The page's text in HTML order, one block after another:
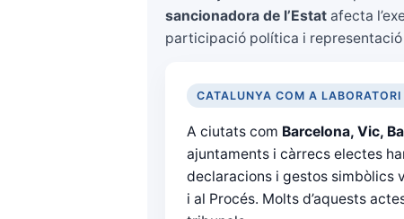
sancionadora de l’Estat afecta
participació política i
CATALUNYA COM A
A ciutats com Barcelona, Vic,
ajuntaments i càrrecs electes
declaracions i gestos simbòlics
i al Procés. Molts d’aquests